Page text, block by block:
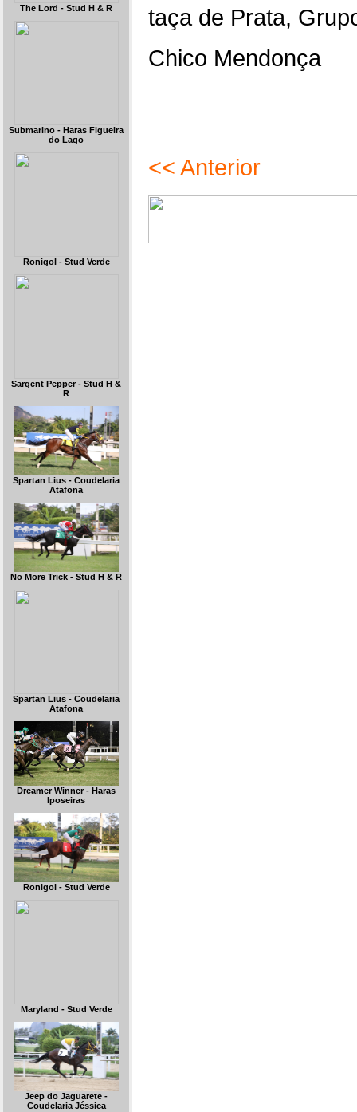
The Lord - Stud H & R
Submarino - Haras Figueira
do Lago
Ronigol - Stud Verde
Sargent Pepper - Stud H &
R
Spartan Lius - Coudelaria
Atafona
No More Trick - Stud H & R
Spartan Lius - Coudelaria
Atafona
Dreamer Winner - Haras
Iposeiras
Ronigol - Stud Verde
Maryland - Stud Verde
Jeep do Jaguarete -
Coudelaria Jéssica
taça de Prata,
Chico Mendonça
<< Anterior